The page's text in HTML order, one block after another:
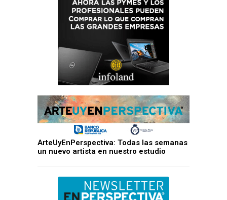
ArteUyEnPerspectiva: Todas las semanas
un nuevo artista en nuestro estudio